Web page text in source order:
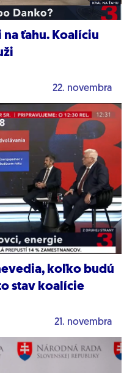
na ťahu. Koalíciu
22. novembra
koľko budú
stav koalície
21. novembra